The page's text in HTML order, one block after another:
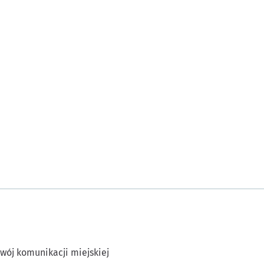
komunikacji miejskiej